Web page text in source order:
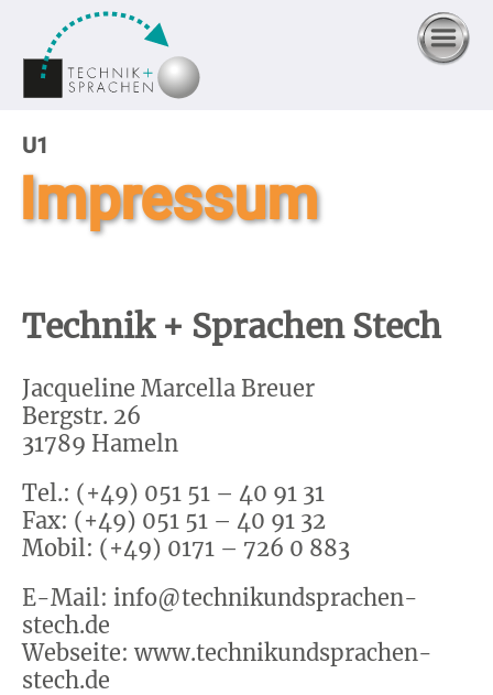
U1
Impressum
Technik + Sprachen Stech
Jacqueline Marcella Breuer
Bergstr. 26
31789 Hameln
Tel.: (+49) 051 51 – 40 91 31
Fax: (+49) 051 51 – 40 91 32
Mobil: (+49) 0171 – 726 0 883
E-Mail: info@technikundsprachen-
stech.de
Webseite: www.technikundsprachen-
stech.de